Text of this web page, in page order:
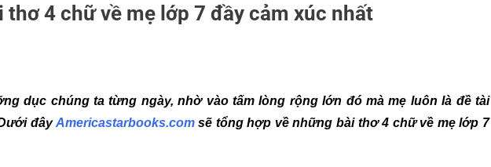
4 chữ về mẹ lớp 7 đầy cảm xúc nhất
dục chúng ta từng ngày, nhờ vào tấm lòng rộng lớn đó mà mẹ luôn là đề tài
đâyAmericastarbooks.comsẽ tổng hợp về những bài thơ 4 chữ về mẹ lớp 7